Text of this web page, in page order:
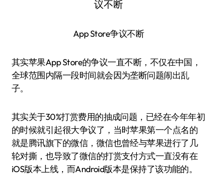
App Store争议不断
其实苹果App Store的争议一直不断，不仅在中国，
全球范围内隔一段时间就会因为垄断问题闹出乱
子。
其实关于30%打赏费用的抽成问题，已经在今年年初
的时候就引起很大争议了，当时苹果第一个点名的
就是腾讯旗下的微信，微信也曾经与苹果进行了几
轮对撕，也导致了微信的打赏支付方式一直没有在
iOS版本上线，而Android版本是保持了该功能的。